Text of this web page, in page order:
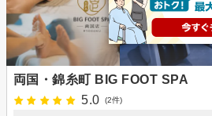
両国・錦糸町 BIG FOOT SPA
5.0
(2件)